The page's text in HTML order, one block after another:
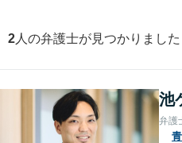
2 人の弁護士が見つかりました
池
弁護